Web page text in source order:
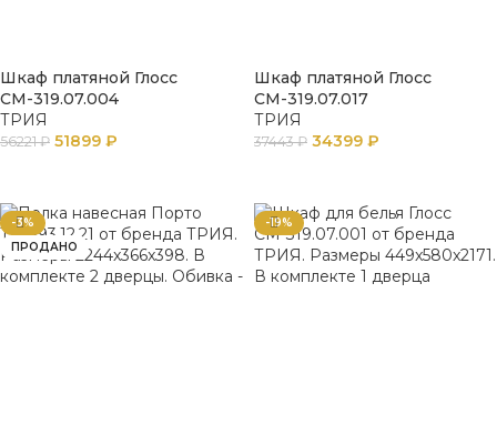
Шкаф платяной Глосс
СМ-319.07.004
ТРИЯ
56221₽ 51899 ₽
Шкаф платяной Глосс
СМ-319.07.017
ТРИЯ
37443₽ 34399 ₽
-3%
ПРОДАНО
-19%